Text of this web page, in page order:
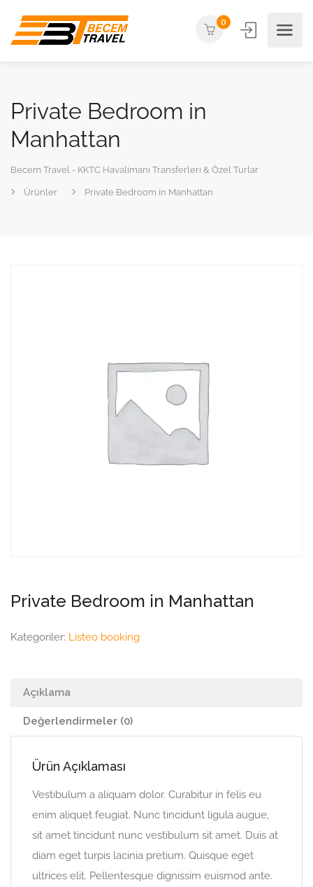
0
Private Bedroom in
Manhattan
Becem Travel - KKTC Havalimanı Transferleri & Özel Turlar
Ürünler Private Bedroom in Manhattan
Private Bedroom in Manhattan
Kategoriler: Listeo booking
Açıklama
Değerlendirmeler (0)
Ürün Açıklaması
Vestibulum a aliquam dolor. Curabitur in felis eu
enim aliquet feugiat. Nunc tincidunt ligula augue,
sit amet tincidunt nunc vestibulum sit amet. Duis at
diam eget turpis lacinia pretium. Quisque eget
ultrices elit. Pellentesque dignissim euismod ante.